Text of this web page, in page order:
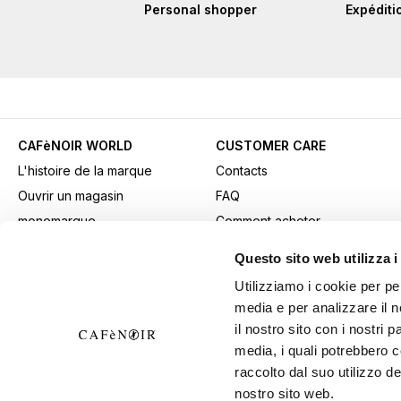
Questo sito web utilizza i
Utilizziamo i cookie per
media e per analizzare il
il nostro sito con i nostri
media, i quali potrebbero
raccolto dal suo utilizzo
nostro sito web.
Personal shopper
CAFèNOIR WORLD
L'histoire de la marque
Ouvrir un magasin
monomarque
CUSTOMER CARE
Contacts
FAQ
Comment acheter
Expédition
Retours et retraits
Conditions générales de
vente
Exercer votre droit de
rétractation